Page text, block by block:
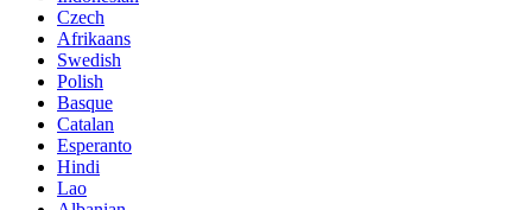
Czech
Afrikaans
Swedish
Polish
Basque
Catalan
Esperanto
Hindi
Lao